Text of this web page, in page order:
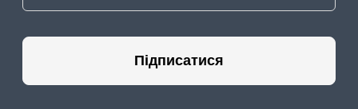
Підписатися